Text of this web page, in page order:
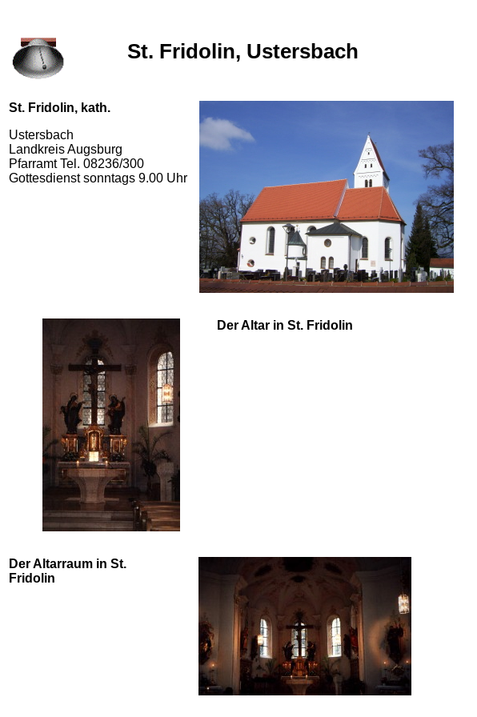
St. Fridolin, Ustersbach
St. Fridolin, kath.
Ustersbach
Landkreis Augsburg
Pfarramt Tel. 08236/300
Gottesdienst sonntags 9.00 Uhr
Der Altar in St. Fridolin
Der Altarraum in St.
Fridolin